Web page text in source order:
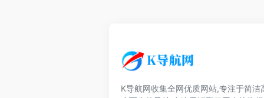
K导航网收集全网优质网站,专注于简洁